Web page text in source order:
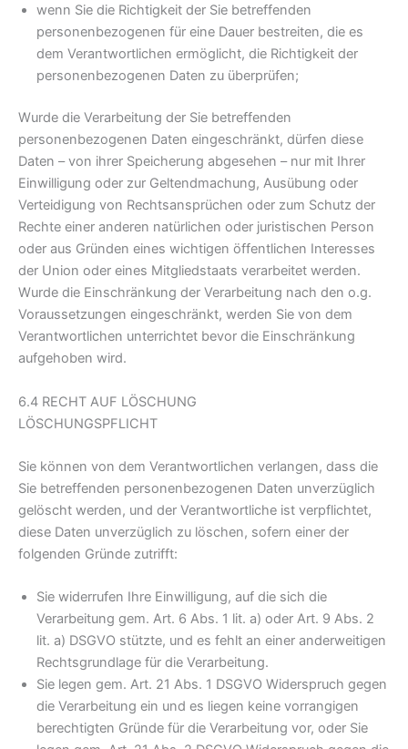
wenn Sie die Richtigkeit der Sie betreffenden
personenbezogenen für eine Dauer bestreiten, die es
dem Verantwortlichen ermöglicht, die Richtigkeit der
personenbezogenen Daten zu überprüfen;
Wurde die Verarbeitung der Sie betreffenden
personenbezogenen Daten eingeschränkt, dürfen diese
Daten – von ihrer Speicherung abgesehen – nur mit Ihrer
Einwilligung oder zur Geltendmachung, Ausübung oder
Verteidigung von Rechtsansprüchen oder zum Schutz der
Rechte einer anderen natürlichen oder juristischen Person
oder aus Gründen eines wichtigen öffentlichen Interesses
der Union oder eines Mitgliedstaats verarbeitet werden.
Wurde die Einschränkung der Verarbeitung nach den o.g.
Voraussetzungen eingeschränkt, werden Sie von dem
Verantwortlichen unterrichtet bevor die Einschränkung
aufgehoben wird.
6.4 RECHT AUF LÖSCHUNG
LÖSCHUNGSPFLICHT
Sie können von dem Verantwortlichen verlangen, dass die
Sie betreffenden personenbezogenen Daten unverzüglich
gelöscht werden, und der Verantwortliche ist verpflichtet,
diese Daten unverzüglich zu löschen, sofern einer der
folgenden Gründe zutrifft:
Sie widerrufen Ihre Einwilligung, auf die sich die
Verarbeitung gem. Art. 6 Abs. 1 lit. a) oder Art. 9 Abs. 2
lit. a) DSGVO stützte, und es fehlt an einer anderweitigen
Rechtsgrundlage für die Verarbeitung.
Sie legen gem. Art. 21 Abs. 1 DSGVO Widerspruch gegen
die Verarbeitung ein und es liegen keine vorrangigen
berechtigten Gründe für die Verarbeitung vor, oder Sie